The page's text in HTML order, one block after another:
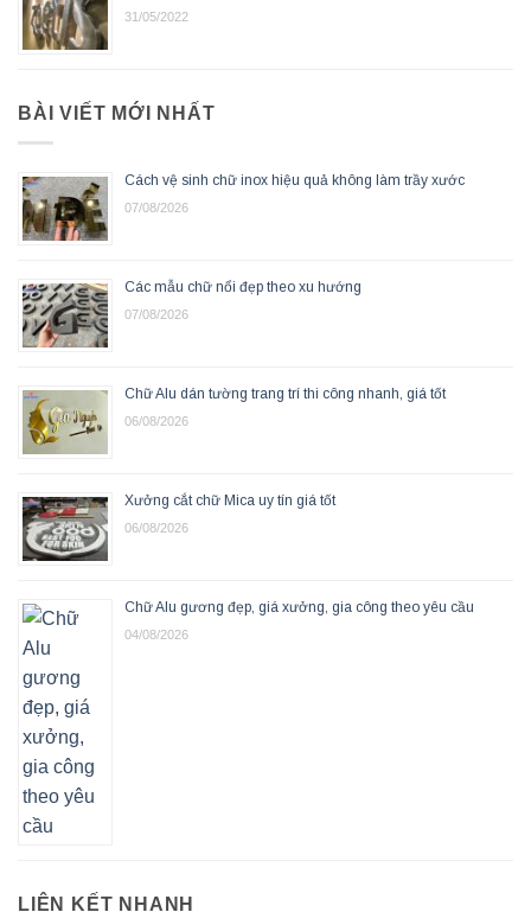
31/05/2022
BÀI VIẾT MỚI NHẤT
Cách vệ sinh chữ inox hiệu quả không làm trầy xước
07/08/2026
Các mẫu chữ nổi đẹp theo xu hướng
07/08/2026
Chữ Alu dán tường trang trí thi công nhanh, giá tốt
06/08/2026
Xưởng cắt chữ Mica uy tín giá tốt
06/08/2026
Chữ Alu gương đẹp, giá xưởng, gia công theo yêu cầu
04/08/2026
LIÊN KẾT NHANH